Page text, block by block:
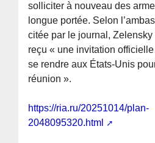
solliciter à nouveau des
longue portée. Selon
citée par le journal, Zelensky
reçu « une invitation
se rendre aux États-Unis
réunion ».
https://ria.ru/20251014/plan-
2048095320.html